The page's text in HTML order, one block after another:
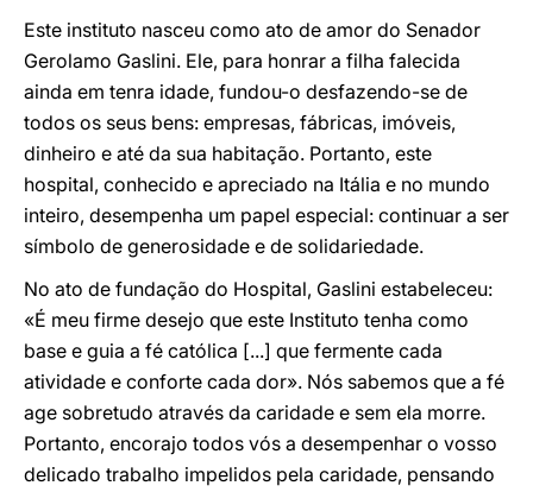
Este instituto nasceu como ato de amor do Senador
Gerolamo Gaslini. Ele, para honrar a filha falecida
ainda em tenra idade, fundou-o desfazendo-se de
todos os seus bens: empresas, fábricas, imóveis,
dinheiro e até da sua habitação. Portanto, este
hospital, conhecido e apreciado na Itália e no mundo
inteiro, desempenha um papel especial: continuar a ser
símbolo de generosidade e de solidariedade.
No ato de fundação do Hospital, Gaslini estabeleceu:
«É meu firme desejo que este Instituto tenha como
base e guia a fé católica [...] que fermente cada
atividade e conforte cada dor». Nós sabemos que a fé
age sobretudo através da caridade e sem ela morre.
Portanto, encorajo todos vós a desempenhar o vosso
delicado trabalho impelidos pela caridade, pensando